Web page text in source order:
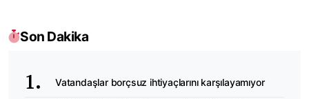
Son Dakika
Vatandaşlar borçsuz ihtiyaçlarını karşılayamıyor